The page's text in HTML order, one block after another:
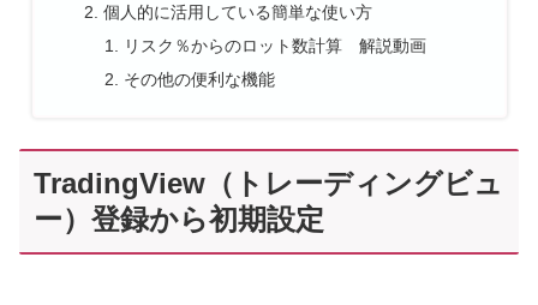
個人的に活用している簡単な使い方
リスク％からのロット数計算 解説動画
その他の便利な機能
TradingView（トレーディングビュ
ー）登録から初期設定